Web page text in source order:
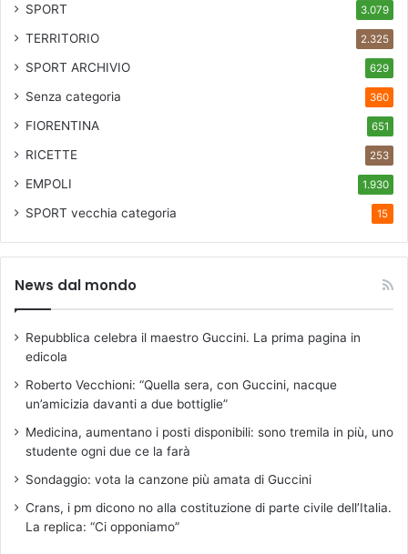
SPORT 3.079
TERRITORIO 2.325
SPORT ARCHIVIO 629
Senza categoria 360
FIORENTINA 651
RICETTE 253
EMPOLI 1.930
SPORT vecchia categoria 15
News dal mondo
Repubblica celebra il maestro Guccini. La prima pagina in
edicola
Roberto Vecchioni: “Quella sera, con Guccini, nacque
un’amicizia davanti a due bottiglie”
Medicina, aumentano i posti disponibili: sono tremila in più, uno
studente ogni due ce la farà
Sondaggio: vota la canzone più amata di Guccini
Crans, i pm dicono no alla costituzione di parte civile dell’Italia.
La replica: “Ci opponiamo”